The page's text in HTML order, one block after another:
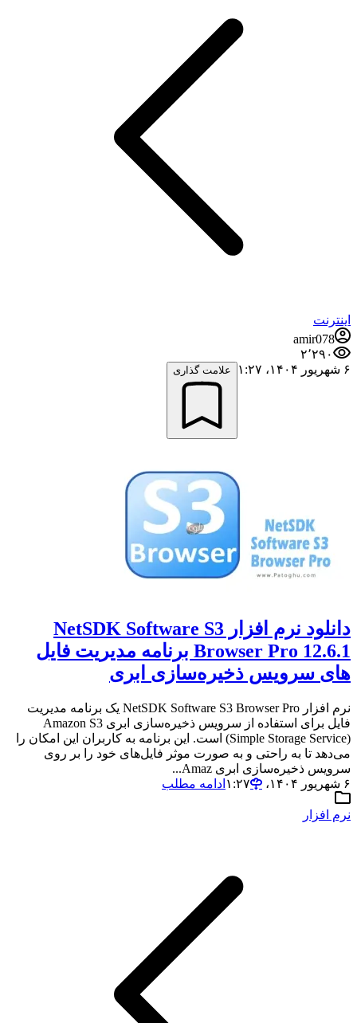
اینترنت
amir078
۲٬۲۹۰
۶ شهریور ۱۴۰۴،‏ ۱:۲۷
علامت گذاری
دانلود نرم افزار NetSDK Software S3
Browser Pro 12.6.1 برنامه مدیریت فایل
های سرویس ذخیره‌سازی ابری
نرم افزار NetSDK Software S3 Browser Pro یک برنامه مدیریت
فایل برای استفاده از سرویس ذخیره‌سازی ابری Amazon S3
(Simple Storage Service) است. این برنامه به کاربران این امکان را
می‌دهد تا به راحتی و به صورت موثر فایل‌های خود را بر روی
سرویس ذخیره‌سازی ابری Amaz...
۶ شهریور ۱۴۰۴،‏ ۱:۲۷
ادامه مطلب
نرم افزار